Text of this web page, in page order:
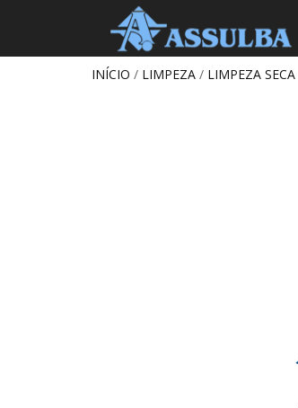
INÍCIO / LIMPEZA / LIMPEZA SECA